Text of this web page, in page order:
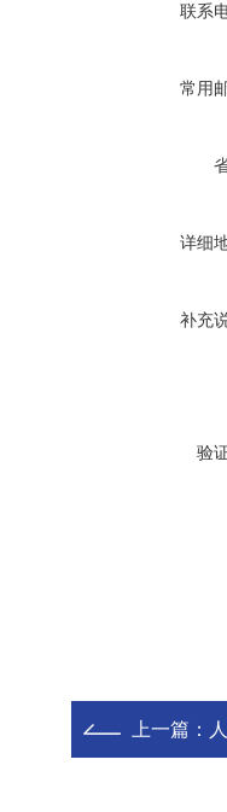
联系
常用
详细
补充
验
上一篇：